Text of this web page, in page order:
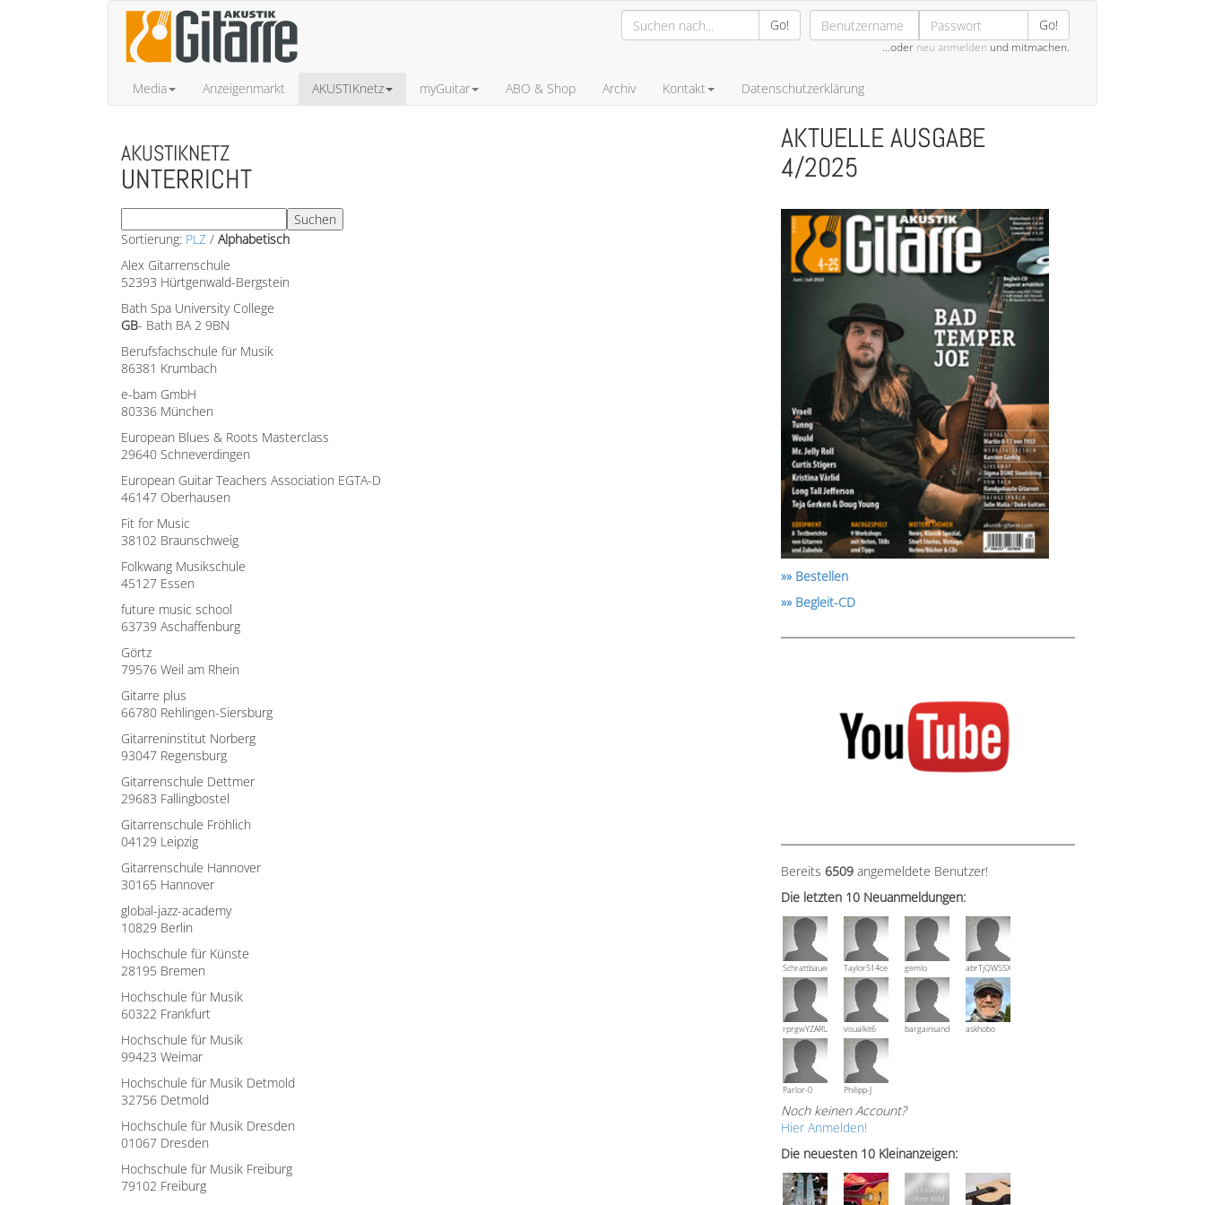
Go! Go!
…oder neu anmelden und mitmachen.
Media Anzeigenmarkt AKUSTIKnetz myGuitar ABO & Shop Archiv Kontakt Datenschutzerklärung
AKUSTIKNETZ
UNTERRICHT
Sortierung: PLZ / Alphabetisch
Alex Gitarrenschule
52393 Hürtgenwald-Bergstein
Bath Spa University College
GB- Bath BA 2 9BN
Berufsfachschule für Musik
86381 Krumbach
e-bam GmbH
80336 München
European Blues & Roots Masterclass
29640 Schneverdingen
European Guitar Teachers Association EGTA-D
46147 Oberhausen
Fit for Music
38102 Braunschweig
Folkwang Musikschule
45127 Essen
future music school
63739 Aschaffenburg
Görtz
79576 Weil am Rhein
Gitarre plus
66780 Rehlingen-Siersburg
Gitarreninstitut Norberg
93047 Regensburg
Gitarrenschule Dettmer
29683 Fallingbostel
Gitarrenschule Fröhlich
04129 Leipzig
Gitarrenschule Hannover
30165 Hannover
global-jazz-academy
10829 Berlin
Hochschule für Künste
28195 Bremen
Hochschule für Musik
60322 Frankfurt
Hochschule für Musik
99423 Weimar
Hochschule für Musik Detmold
32756 Detmold
Hochschule für Musik Dresden
01067 Dresden
Hochschule für Musik Freiburg
79102 Freiburg
AKTUELLE AUSGABE
4/2025
»» Bestellen
»» Begleit-CD
Bereits 6509 angemeldete Benutzer!
Die letzten 10 Neuanmeldungen:
Schrattbauer Taylor514ce gemlo abrTjQWSSXuVznPolE
rprgwYZARUTZQyCWESpD
visualkit6 bargainsandmoreaskhobo
Parlor-0 Philipp-J
Noch keinen Account?
Hier Anmelden!
Die neuesten 10 Kleinanzeigen: